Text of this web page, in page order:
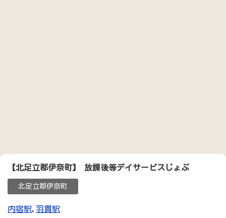
【北足立郡伊奈町】 放課後等デイサービスじょぶ
北足立郡伊奈町
内宿駅, 羽貫駅